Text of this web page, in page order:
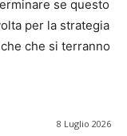
se questo
per la strategia
che si terranno
8 Luglio 2026